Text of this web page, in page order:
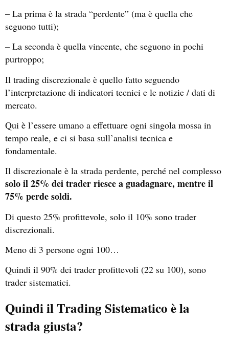
– La prima è la strada “perdente” (ma è quella che
seguono tutti);
– La seconda è quella vincente, che seguono in pochi
purtroppo;
Il trading discrezionale è quello fatto seguendo
l’interpretazione di indicatori tecnici e le notizie / dati di
mercato.
Qui è l’essere umano a effettuare ogni singola mossa in
tempo reale, e ci si basa sull’analisi tecnica e
fondamentale.
Il discrezionale è la strada perdente, perché nel complesso
solo il 25% dei trader riesce a guadagnare, mentre il
75% perde soldi.
Di questo 25% profittevole, solo il 10% sono trader
discrezionali.
Meno di 3 persone ogni 100…
Quindi il 90% dei trader profittevoli (22 su 100), sono
trader sistematici.
Quindi il Trading Sistematico è la
strada giusta?